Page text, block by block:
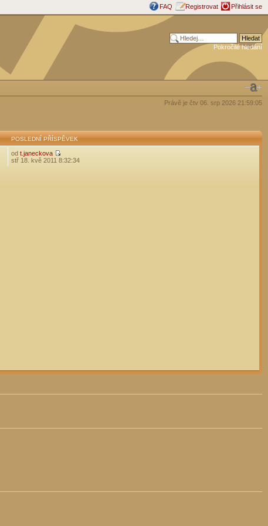
FAQ Registrovat Přihlásit se
Pokročilé hledání
Právě je čtv 06. srp 2026 21:59:05
POSLEDNÍ PŘÍSPĚVEK
od t.janeckova
stř 18. kvě 2011 8:32:34